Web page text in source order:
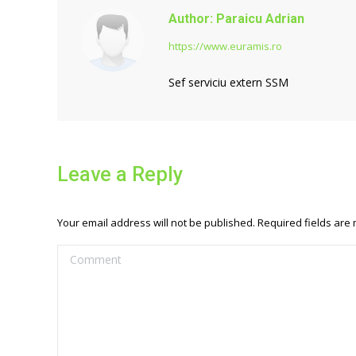
Author: Paraicu Adrian
https://www.euramis.ro
Sef serviciu extern SSM
Leave a Reply
Your email address will not be published. Required fields are
Comment